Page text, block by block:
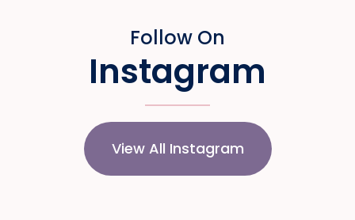
Follow On
Instagram
View All Instagram